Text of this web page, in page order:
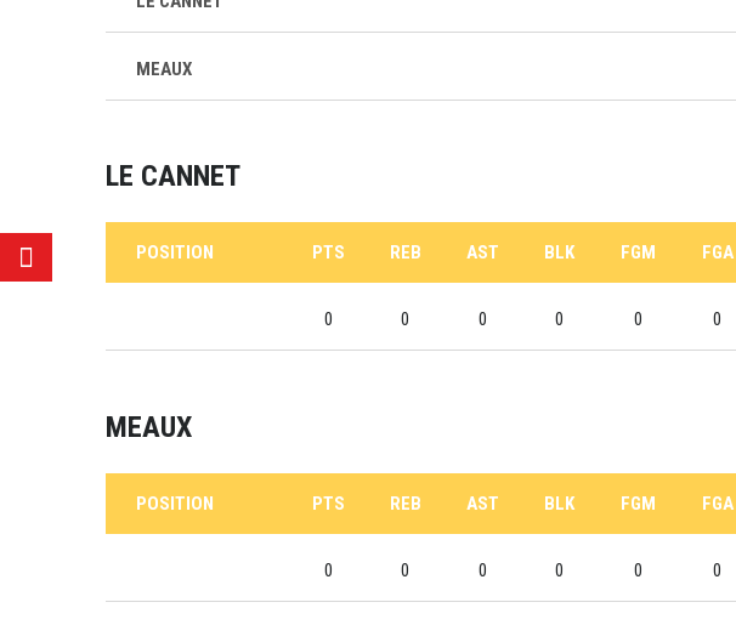
MEAUX
LE CANNET
POSITION PTS REB AST BLK FGM FGA
0 0 0 0 0 0
MEAUX
POSITION PTS REB AST BLK FGM FGA
0 0 0 0 0 0